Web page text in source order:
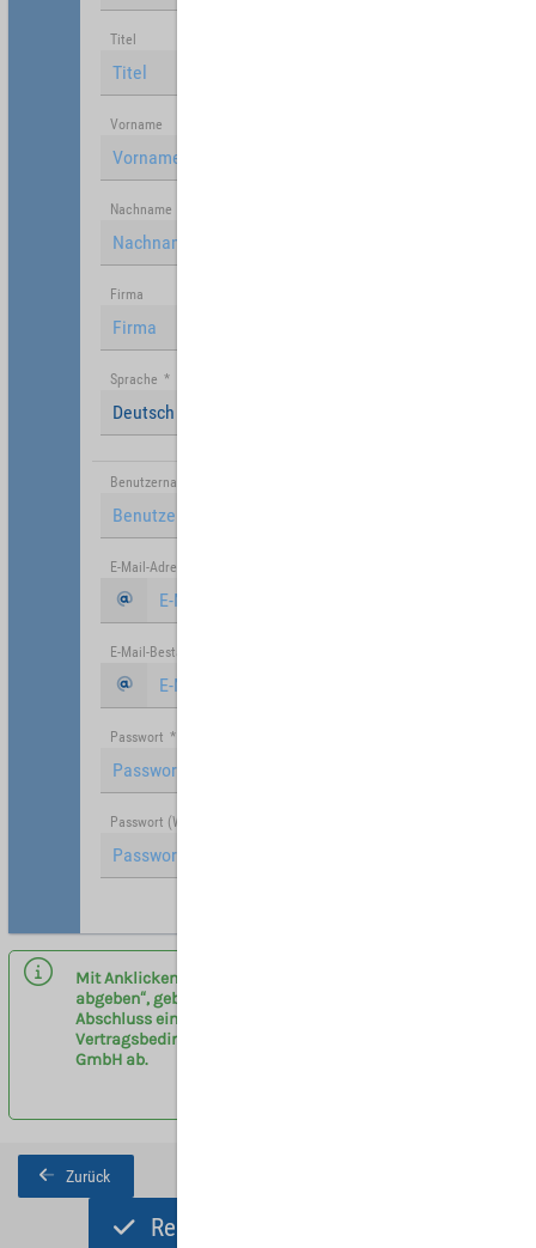
Titel
Vorname
Nachname
Firma
Sprache *
Deutsch (Deutschland)
Benutzername
E-Mail-Adresse
E-Mail-Bestätigung
Passwort *
Passwort (Wiederholung)
Mit Anklicken des Buttons „Registrieren und Angebot
abgeben“, geben sie eine verbindliche Anfrage zum
Abschluss eines Vermittlervertrages entsprechend der
Vertragsbedingungen am Flughafen Leipzig/Halle
GmbH ab.
Zurück
Registrieren und Angebot abgeben